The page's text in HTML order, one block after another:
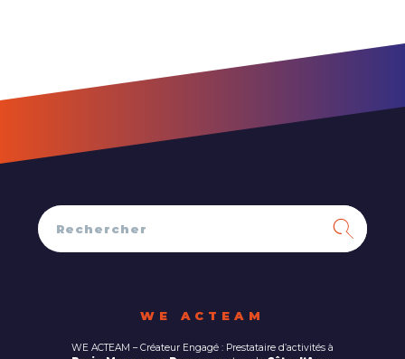
WE ACTEAM
WE ACTEAM – Créateur Engagé : Prestataire d’activités à